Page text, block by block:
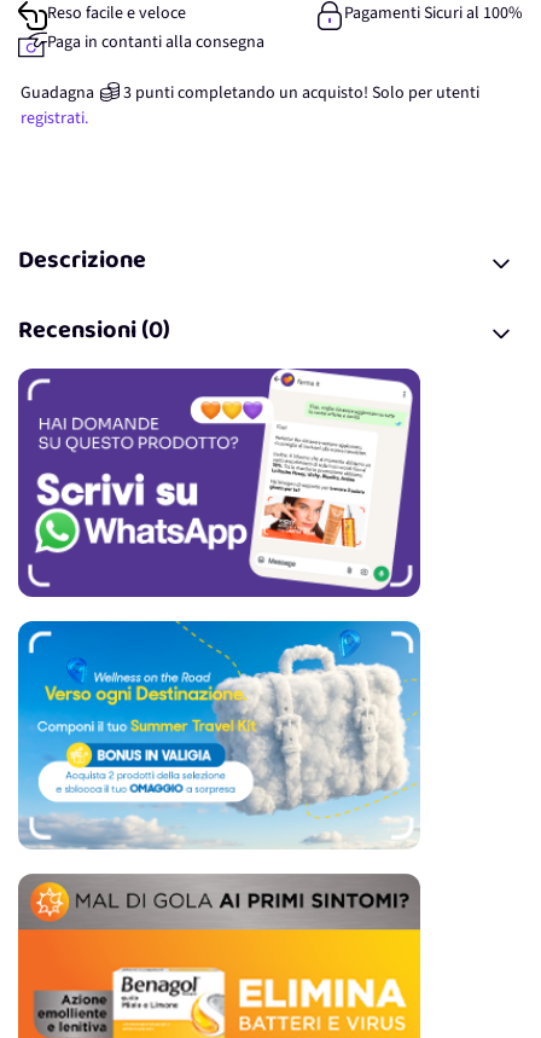
Reso facile e veloce
Pagamenti Sicuri al 100%
Paga in contanti alla consegna
Guadagna 3 punticompletando un acquisto! Solo per utenti
registrati.
Descrizione
Recensioni (0)